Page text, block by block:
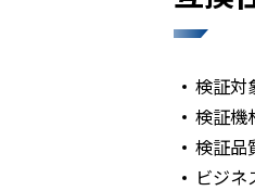
検証対
検証機
検証品
ビジ